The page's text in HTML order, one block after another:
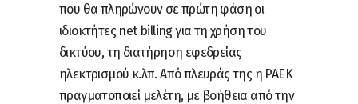
που θα πληρώνουν σε πρώτη φάση οι
ιδιοκτήτες net billing για τη χρήση του
δικτύου, τη διατήρηση εφεδρείας
ηλεκτρισμού κ.λπ. Από πλευράς της η ΡΑΕΚ
πραγματοποιεί μελέτη, με βοήθεια από την